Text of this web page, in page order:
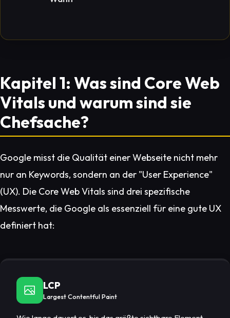
Kapitel 1: Was sind Core Web
Vitals und warum sind sie
Chefsache?
Google misst die Qualität einer Webseite nicht mehr
nur an Keywords, sondern an der "User Experience"
(UX). Die Core Web Vitals sind drei spezifische
Messwerte, die Google als essenziell für eine gute UX
definiert hat:
LCP
Largest Contentful Paint